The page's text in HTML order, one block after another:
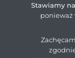
Stawiamy
ponieważ